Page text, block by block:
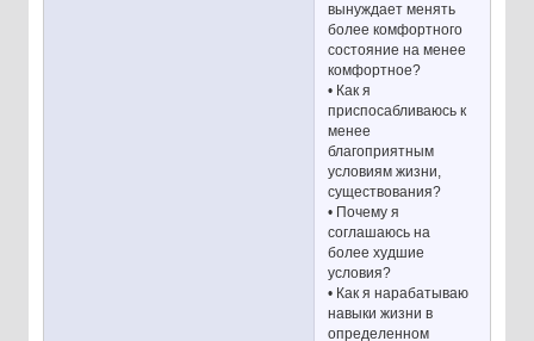
вынуждает менять
более комфортного
состояние на менее
комфортное?
• Как я
приспосабливаюсь к
менее
благоприятным
условиям жизни,
существования?
• Почему я
соглашаюсь на
более худшие
условия?
• Как я нарабатываю
навыки жизни в
определенном